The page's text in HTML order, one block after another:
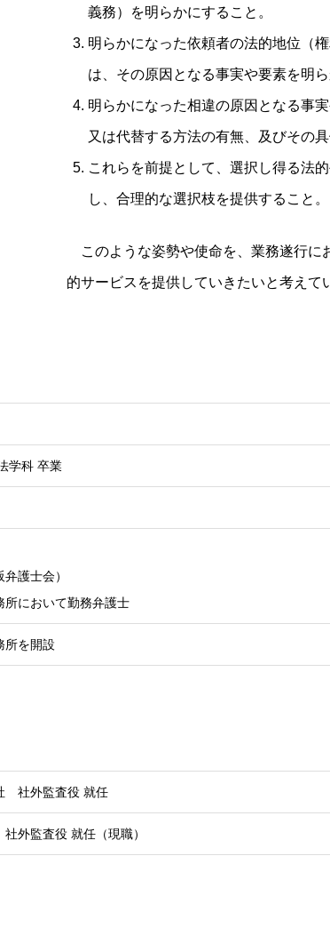
義務）を明らかにすること。
明らかになった依頼者の法的地位（
は、その原因となる事実や要素を明ら
明らかになった相違の原因となる事
又は代替する方法の有無、及びその
これらを前提として、選択し得る法
し、合理的な選択枝を提供すること。
このような姿勢や使命を、業務遂行に
的サービスを提供していきたいと考えて
学科 卒業
護士会）
所において勤務弁護士
所を開設
社外監査役 就任
外監査役 就任（現職）